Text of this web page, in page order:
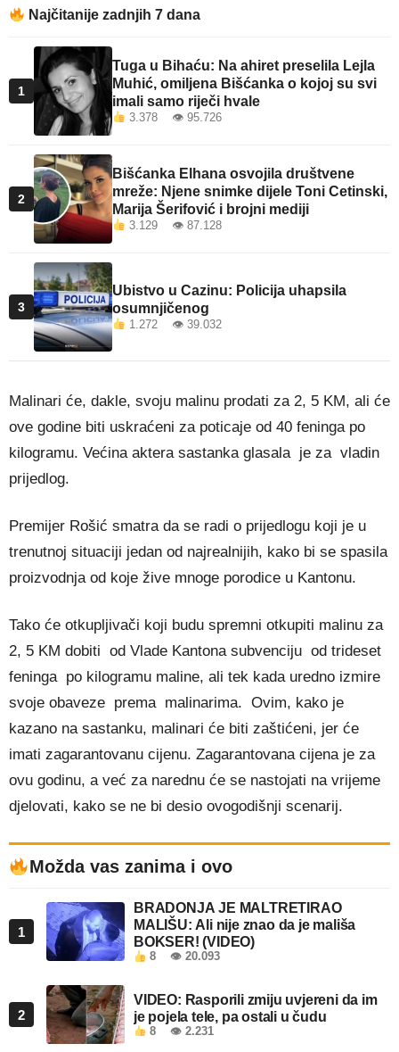
Najčitanije zadnjih 7 dana
1
Tuga u Bihaću: Na ahiret preselila Lejla
Muhić, omiljena Bišćanka o kojoj su svi
imali samo riječi hvale
3.378 👁 95.726
2
Bišćanka Elhana osvojila društvene
mreže: Njene snimke dijele Toni Cetinski,
Marija Šerifović i brojni mediji
3.129 👁 87.128
3
Ubistvo u Cazinu: Policija uhapsila
osumnjičenog
1.272 👁 39.032
Malinari će, dakle, svoju malinu prodati za 2, 5 KM, ali će
ove godine biti uskraćeni za poticaje od 40 feninga po
kilogramu. Većina aktera sastanka glasala je za vladin
prijedlog.
Premijer Rošić smatra da se radi o prijedlogu koji je u
trenutnoj situaciji jedan od najrealnijih, kako bi se spasila
proizvodnja od koje žive mnoge porodice u Kantonu.
Tako će otkupljivači koji budu spremni otkupiti malinu za
2, 5 KM dobiti od Vlade Kantona subvenciju od trideset
feninga po kilogramu maline, ali tek kada uredno izmire
svoje obaveze prema malinarima. Ovim, kako je
kazano na sastanku, malinari će biti zaštićeni, jer će
imati zagarantovanu cijenu. Zagarantovana cijena je za
ovu godinu, a već za narednu će se nastojati na vrijeme
djelovati, kako se ne bi desio ovogodišnji scenarij.
Možda vas zanima i ovo
1
BRADONJA JE MALTRETIRAO
MALIŠU: Ali nije znao da je mališa
BOKSER! (VIDEO)
8 👁 20.093
2
VIDEO: Rasporili zmiju uvjereni da im
je pojela tele, pa ostali u čudu
8 👁 2.231